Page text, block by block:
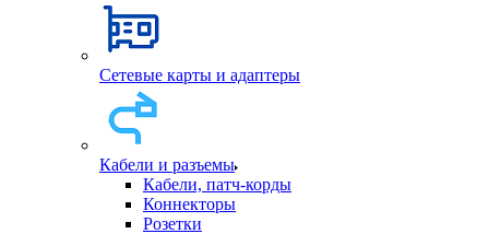
Сетевые карты и адаптеры
Кабели и разъемы
Кабели, патч-корды
Коннекторы
Розетки